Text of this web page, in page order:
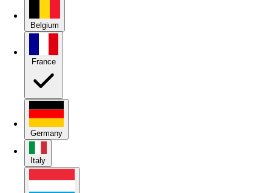
Belgium
Germany
Italy